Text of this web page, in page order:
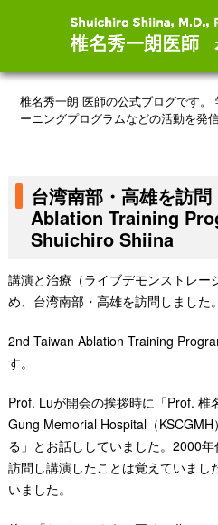
椎名秀一朗 医師の公式ブログです。
ーニングプログラムなどの活動を発
台湾南部・高雄を訪
Ablation Training
Shuichiro Shiina
講演と治療（ライブデモンストレー
め、台湾南部・高雄を訪問しました。
2nd Taiwan Ablation Training
す。
Prof. Luが開会の挨拶時に「Prof. 椎
Gung Memorial Hospital（
る」とお話ししていました。2000
訪問し講演したことは覚えていまし
いました。